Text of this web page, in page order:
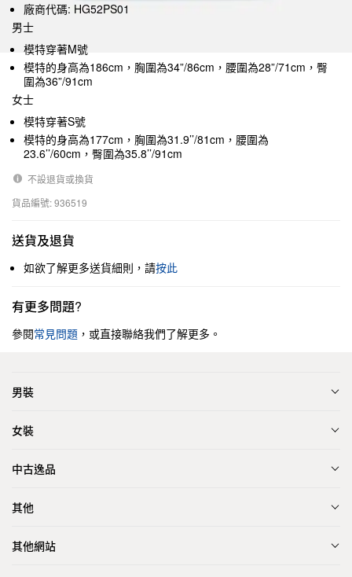
廠商代碼: HG52PS01
男士
模特穿著M號
模特的身高為186cm，胸圍為34”/86cm，腰圍為28”/71cm，臀
圍為36”/91cm
女士
模特穿著S號
模特的身高為177cm，胸圍為31.9’’/81cm，腰圍為
23.6’’/60cm，臀圍為35.8’’/91cm
不設退貨或換貨
貨品編號: 936519
送貨及退貨
如欲了解更多送貨細則，請按此
有更多問題?
參閱常見問題 ，或直接聯絡我們了解更多。
男裝
女裝
中古逸品
其他
其他網站